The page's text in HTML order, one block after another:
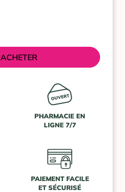
ACHETER
PHARMACIE EN
LIGNE 7/7
PAIEMENT FACILE
ET SÉCURISÉ